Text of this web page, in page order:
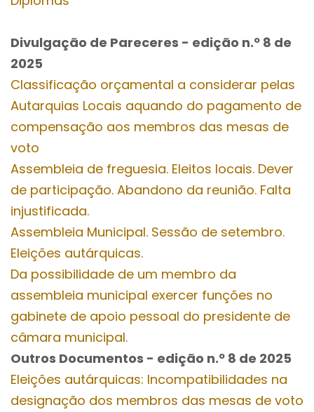
Divulgação de Pareceres - edição n.º 8 de
2025
Classificação orçamental a considerar pelas
Autarquias Locais aquando do pagamento de
compensação aos membros das mesas de
voto
Assembleia de freguesia. Eleitos locais. Dever
de participação. Abandono da reunião. Falta
injustificada.
Assembleia Municipal. Sessão de setembro.
Eleições autárquicas.
Da possibilidade de um membro da
assembleia municipal exercer funções no
gabinete de apoio pessoal do presidente de
câmara municipal.
Outros Documentos - edição n.º 8 de 2025
Eleições autárquicas: Incompatibilidades na
designação dos membros das mesas de voto